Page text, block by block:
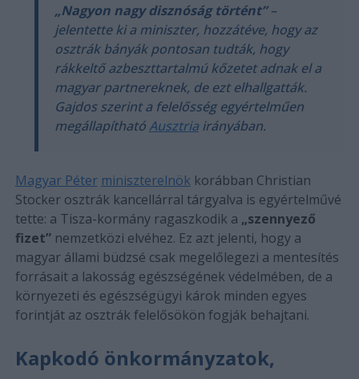
„Nagyon nagy disznóság történt”–
jelentette ki a miniszter, hozzátéve, hogy az
osztrák bányák pontosan tudták, hogy
rákkeltő azbeszttartalmú kőzetet adnak el a
magyar partnereknek, de ezt elhallgatták.
Gajdos szerint a felelősség egyértelműen
megállapíthatóAusztriairányában.
Magyar Péter miniszterelnök korábban Christian
Stocker osztrák kancellárral tárgyalva is egyértelművé
tette: a Tisza-kormány ragaszkodik a „szennyező
fizet”nemzetközi elvéhez. Ez azt jelenti, hogy a
magyar állami büdzsé csak megelőlegezi a mentesítés
forrásait a lakosság egészségének védelmében, de a
környezeti és egészségügyi károk minden egyes
forintját az osztrák felelősökön fogják behajtani.
Kapkodó önkormányzatok,